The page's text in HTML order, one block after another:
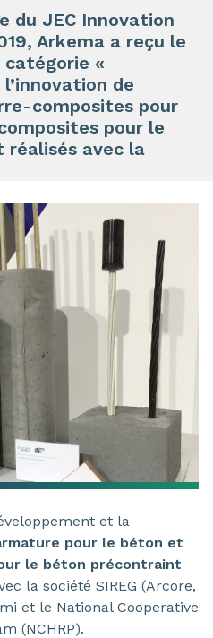
du JEC Innovation
Arkema a reçu le
catégorie «
de
composites pour
pour le
avec la
et la
pour le béton et
le béton précontraint
la société SIREG (Arcore,
et le National Cooperative
(NCHRP).